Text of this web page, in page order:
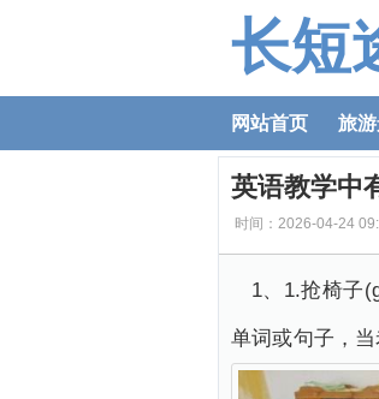
长短
网站首页 旅
英语教学中
时间：2026-04-24
1、1.抢椅子
单词或句子，